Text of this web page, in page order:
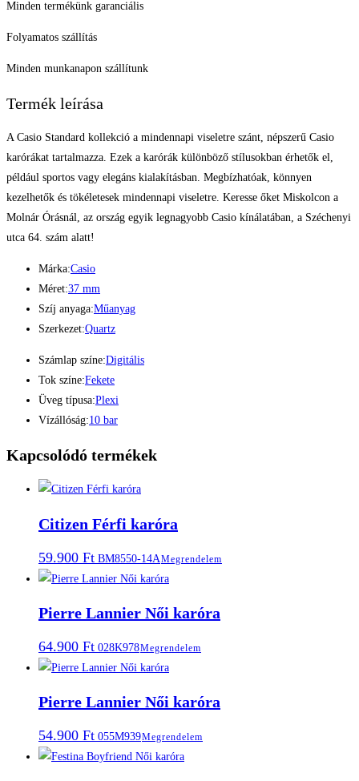
Minden termékünk garanciális
Folyamatos szállítás
Minden munkanapon szállítunk
Termék leírása
A Casio Standard kollekció a mindennapi viseletre szánt, népszerű Casio
karórákat tartalmazza. Ezek a karórák különböző stílusokban érhetők el,
például sportos vagy elegáns kialakításban. Megbízhatóak, könnyen
kezelhetők és tökéletesek mindennapi viseletre. Keresse őket Miskolcon a
Molnár Órásnál, az ország egyik legnagyobb Casio kínálatában, a Széchenyi
utca 64. szám alatt!
Márka:Casio
Méret:37 mm
Szíj anyaga:Műanyag
Szerkezet:Quartz
Számlap színe:Digitális
Tok színe:Fekete
Üveg típusa:Plexi
Vízállóság:10 bar
Kapcsolódó termékek
Citizen Férfi karóra
59.900 Ft BM8550-14AMegrendelem
Pierre Lannier Női karóra
64.900 Ft 028K978Megrendelem
Pierre Lannier Női karóra
54.900 Ft 055M939Megrendelem